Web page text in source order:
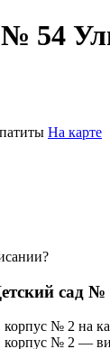
№ 54
На карте
сад №
№ 2 на
№ 2 —